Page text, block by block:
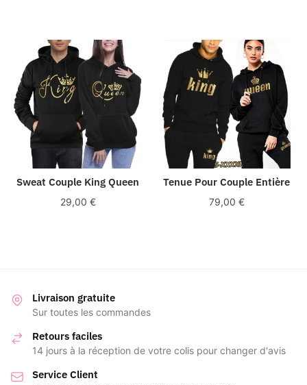
Sweat Couple King Queen
29,00 €
Tenue Pour Couple Entière
79,00 €
Livraison gratuite
Sur toutes les commandes
Retours faciles
14 jours à la réception de votre colis pour changer d'avis
Service Client